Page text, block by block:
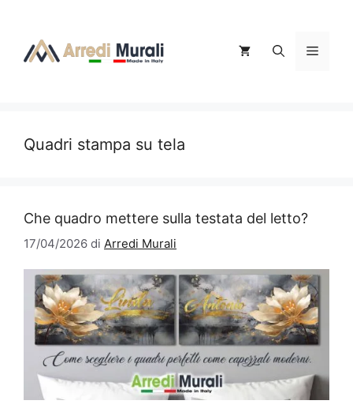
contenuto
Menu
Quadri stampa su tela
Che quadro mettere sulla testata del letto?
17/04/2026 di Arredi Murali